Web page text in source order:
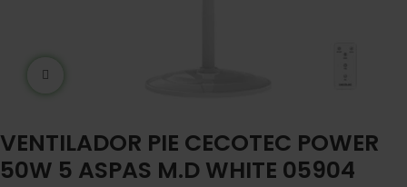
VENTILADOR PIE CECOTEC POWER
50W 5 ASPAS M.D WHITE 05904